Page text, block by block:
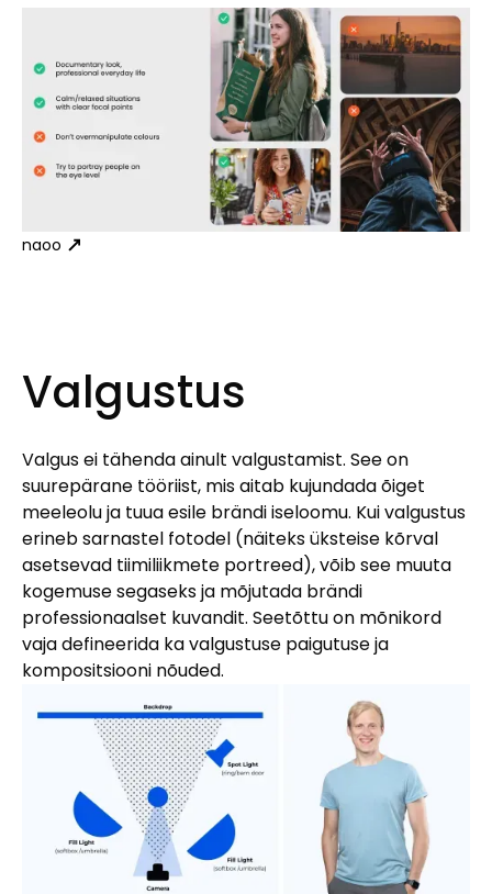
naoo
Valgustus
Valgus ei tähenda ainult valgustamist. See on
suurepärane tööriist, mis aitab kujundada õiget
meeleolu ja tuua esile brändi iseloomu. Kui valgustus
erineb sarnastel fotodel (näiteks üksteise kõrval
asetsevad tiimiliikmete portreed), võib see muuta
kogemuse segaseks ja mõjutada brändi
professionaalset kuvandit. Seetõttu on mõnikord
vaja defineerida ka valgustuse paigutuse ja
kompositsiooni nõuded.